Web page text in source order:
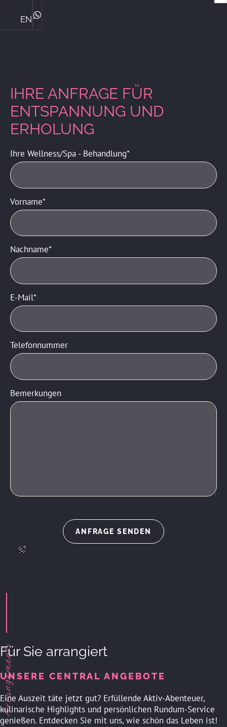
EN
IHRE ANFRAGE FÜR
ENTSPANNUNG UND
ERHOLUNG
Ihre Wellness/Spa - Behandlung
Vorname
Nachname
E-Mail
Telefonnummer
Bemerkungen
Arrangements
Für Sie arrangiert
UNSERE CENTRAL ANGEBOTE
Eine Auszeit täte jetzt gut? Erfüllende Aktiv-Abenteuer,
kulinarische Highlights und persönlichen Rundum-Service
genießen. Entdecken Sie mit uns, wie schön das Leben ist!